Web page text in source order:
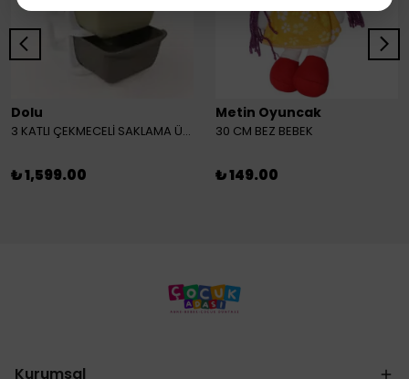
Dolu
3 KATLI ÇEKMECELİ SAKLAMA ÜNİTESİ
₺ 1,599.00
Metin Oyuncak
30 CM BEZ BEBEK
₺ 149.00
Kurumsal